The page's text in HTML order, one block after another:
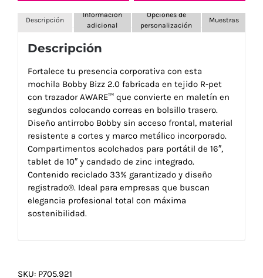
Descripción
Información
adicional
Opciones de
personalización
Muestras
Descripción
Fortalece tu presencia corporativa con esta
mochila Bobby Bizz 2.0 fabricada en tejido R-pet
con trazador AWARE™ que convierte en maletín en
segundos colocando correas en bolsillo trasero.
Diseño antirrobo Bobby sin acceso frontal, material
resistente a cortes y marco metálico incorporado.
Compartimentos acolchados para portátil de 16″,
tablet de 10″ y candado de zinc integrado.
Contenido reciclado 33% garantizado y diseño
registrado®. Ideal para empresas que buscan
elegancia profesional total con máxima
sostenibilidad.
SKU: P705.921